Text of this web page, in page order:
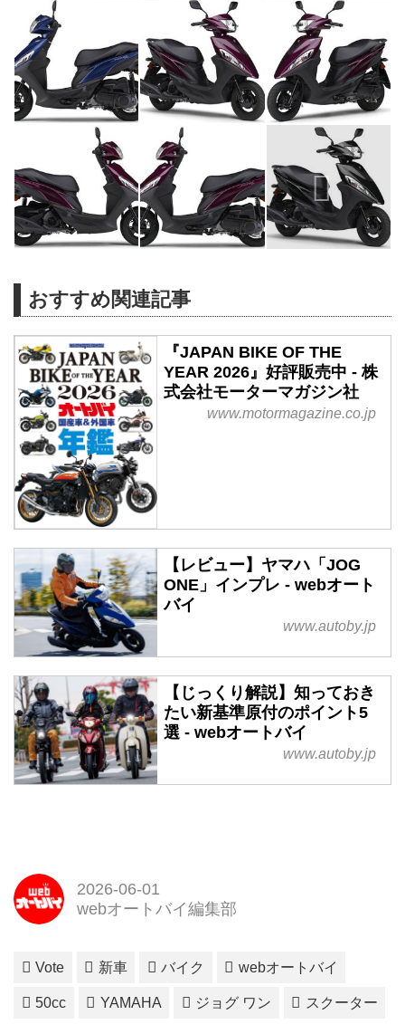
おすすめ関連記事
『JAPAN BIKE OF THE
YEAR 2026』好評販売中 - 株
式会社モーターマガジン社
www.motormagazine.co.jp
【レビュー】ヤマハ「JOG
ONE」インプレ - webオート
バイ
www.autoby.jp
【じっくり解説】知っておき
たい新基準原付のポイント5
選 - webオートバイ
www.autoby.jp
2026-06-01
webオートバイ編集部
Vote 新車 バイク webオートバイ
50cc YAMAHA ジョグ ワン スクーター